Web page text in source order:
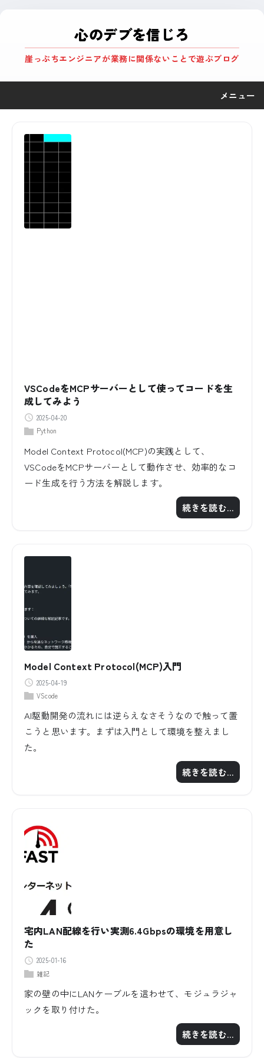
心のデブを信じろ
崖っぷちエンジニアが業務に関係ないことで遊ぶブログ
メニュー
VSCodeをMCPサーバーとして使ってコードを生
成してみよう
2025-04-20
Python
Model Context Protocol(MCP)の実践として、
VSCodeをMCPサーバーとして動作させ、効率的なコ
ード生成を行う方法を解説します。
続きを読む…
Model Context Protocol(MCP)入門
2025-04-19
VScode
AI駆動開発の流れには逆らえなさそうなので触って置
こうと思います。まずは入門として環境を整えまし
た。
続きを読む…
宅内LAN配線を行い実測6.4Gbpsの環境を用意し
た
2025-01-16
雑記
家の壁の中にLANケーブルを這わせて、モジュラジャ
ックを取り付けた。
続きを読む…